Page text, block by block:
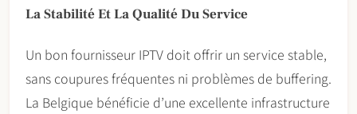
La Stabilité Et La Qualité Du Service
Un bon fournisseur IPTV doit offrir un service stable,
sans coupures fréquentes ni problèmes de buffering.
La Belgique bénéficie d’une excellente infrastructure